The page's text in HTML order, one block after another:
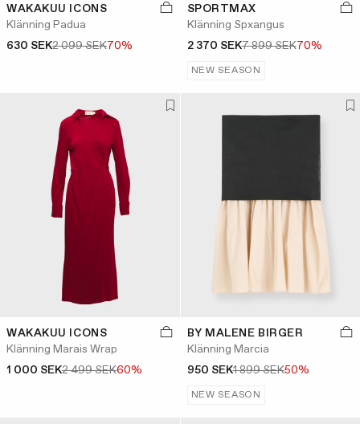
WAKAKUU ICONS
Klänning Padua
630 SEK2 099 SEK70%
SPORTMAX
Klänning Spxangus
2 370 SEK7 899 SEK70%
NEW SEASON
WAKAKUU ICONS
Klänning Marais Wrap
1 000 SEK2 499 SEK60%
BY MALENE BIRGER
Klänning Marcia
950 SEK1 899 SEK50%
NEW SEASON